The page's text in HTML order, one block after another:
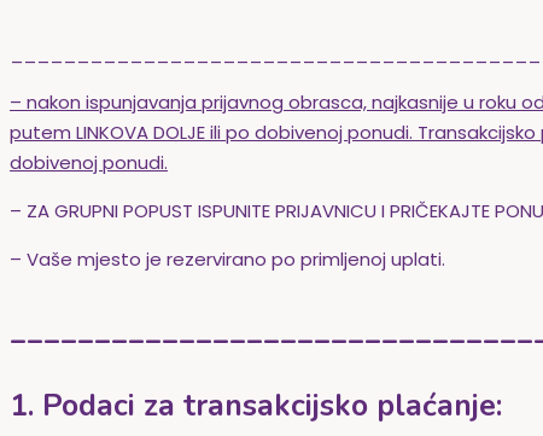
– nakon ispunjavanja prijavnog obrasca, najkasnije u
putem LINKOVA DOLJE ili po dobivenoj ponudi.
dobivenoj ponudi.
– ZA GRUPNI POPUST ISPUNITE PRIJAVNICU I PRIČEKAJTE
– Vaše mjesto je rezervirano po primljenoj uplati.
1. Podaci za transakcijsko plaćanje: